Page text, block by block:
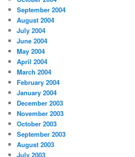
September 2004
August 2004
July 2004
June 2004
May 2004
April 2004
March 2004
February 2004
January 2004
December 2003
November 2003
October 2003
September 2003
August 2003
July 2003